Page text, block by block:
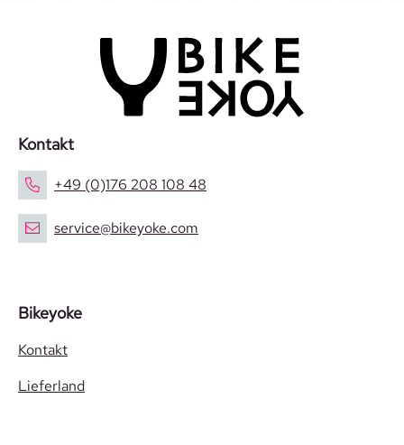
Kontakt
+49 (0)176 208 108 48
service@bikeyoke.com
Bikeyoke
Kontakt
Lieferland